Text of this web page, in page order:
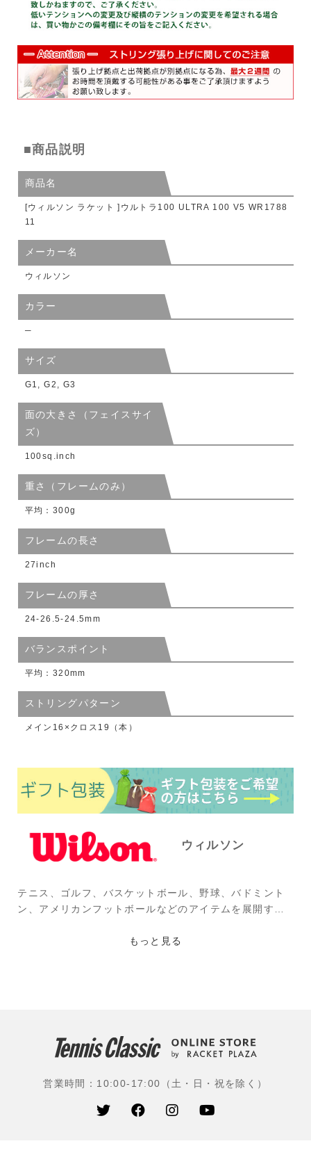
■商品説明
商品名
[ウィルソン ラケット ]ウルトラ100 ULTRA 100 V5 WR1788
11
メーカー名
ウィルソン
カラー
─
サイズ
G1, G2, G3
面の大きさ（フェイスサイ
ズ）
100sq.inch
重さ（フレームのみ）
平均：300g
フレームの長さ
27inch
フレームの厚さ
24-26.5-24.5mm
バランスポイント
平均：320mm
ストリングパターン
メイン16×クロス19（本）
ウィルソン
テニス、ゴルフ、バスケットボール、野球、バドミント
ン、アメリカンフットボールなどのアイテムを展開する
アシュランド・マニュファクチャリング社時代に精肉業
使用選手：ロジャー・フェデラー(スイス)、セリーナ・
ウイリアムズ(アメリカ)、錦織 圭(ユニクロ)、青山修子
ラドゥカヌ(イギリス)、伊藤竜馬(橋本総業ホールディン
もっと見る
営業時間：10:00-17:00（土・日・祝を除く）